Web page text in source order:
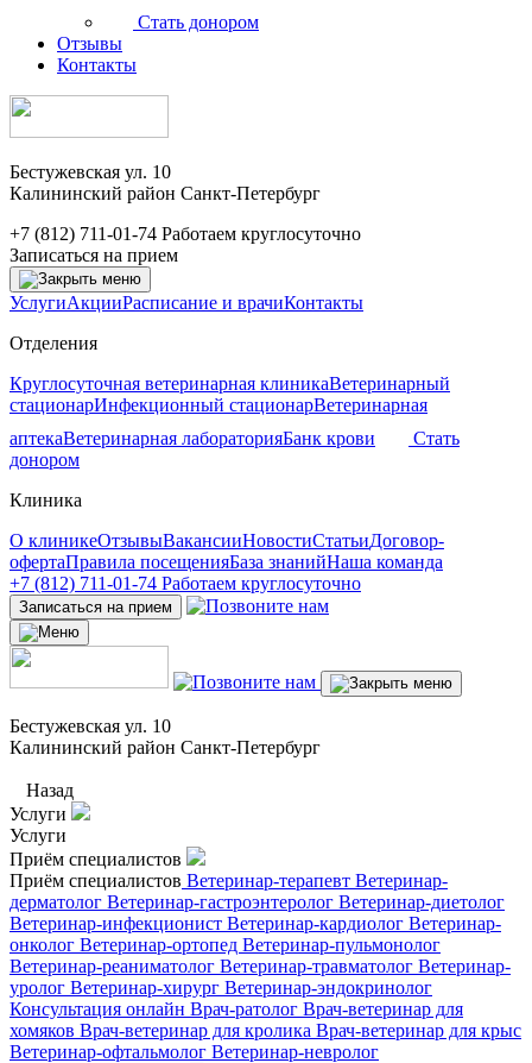
Стать донором
Отзывы
Контакты
Бестужевская ул. 10
Калининский район Санкт-Петербург
+7 (812) 711-01-74 Работаем круглосуточно
Записаться на прием
УслугиАкцииРасписание и врачиКонтакты
Отделения
Круглосуточная ветеринарная клиникаВетеринарный
стационарИнфекционный стационарВетеринарная
аптекаВетеринарная лабораторияБанк крови
Стать
донором
Клиника
О клиникеОтзывыВакансииНовостиСтатьиДоговор-
офертаПравила посещенияБаза знанийНаша команда
+7 (812) 711-01-74 Работаем круглосуточно
Записаться на прием
Бестужевская ул. 10
Калининский район Санкт-Петербург
Назад
Услуги
Услуги
Приём специалистов
Приём специалистов Ветеринар-терапевт Ветеринар-
дерматолог Ветеринар-гастроэнтеролог Ветеринар-диетолог
Ветеринар-инфекционист Ветеринар-кардиолог Ветеринар-
онколог Ветеринар-ортопед Ветеринар-пульмонолог
Ветеринар-реаниматолог Ветеринар-травматолог Ветеринар-
уролог Ветеринар-хирург Ветеринар-эндокринолог
Консультация онлайн Врач-ратолог Врач-ветеринар для
хомяков Врач-ветеринар для кролика Врач-ветеринар для крыс
Ветеринар-офтальмолог Ветеринар-невролог